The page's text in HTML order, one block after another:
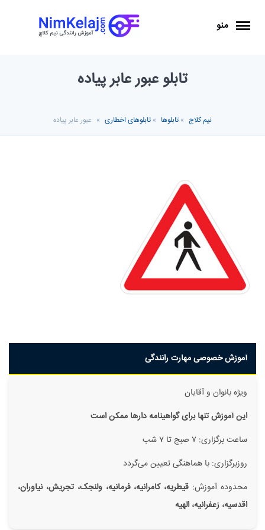
منو
تابلو عبور عابر پیاده
نیم کلاج » تابلوها » تابلوهای اخطاری » عبور عابر پیاده
آموزش خصوصی مهارت رانندگی
ویژه بانوان و آقایان
این آموزش تنها برای گواهینامه دار‌ها ممکن است
ساعت برگزاری: ۷ صبج تا ۷ شب
روزبرگزاری: با هماهنگی تعیین می‌گردد
محدوده آموزش: قیطریه، کامرانیه، فرمانیه، ولنجک، تجریش، نیاوران،
اقدسیه، زعفرانیه، الهیه